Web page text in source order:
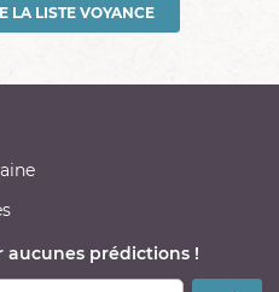
LA LISTE VOYANCE
aucunes prédictions !